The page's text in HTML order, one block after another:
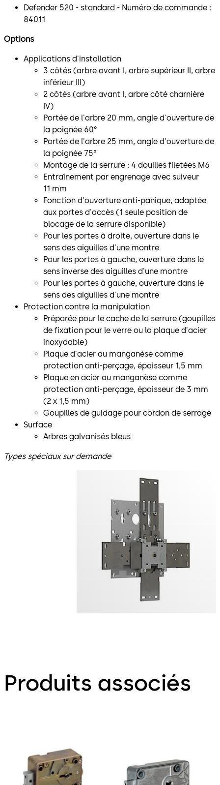
Defender 520 - standard - Numéro de commande :
84011
Options
Applications d'installation
3 côtés (arbre avant I, arbre supérieur II, arbre
inférieur III)
2 côtés (arbre avant I, arbre côté charnière
IV)
Portée de l'arbre 20 mm, angle d'ouverture de
la poignée 60°
Portée de l'arbre 25 mm, angle d'ouverture de
la poignée 75°
Montage de la serrure : 4 douilles filetées M6
Entraînement par engrenage avec suiveur
11 mm
Fonction d'ouverture anti-panique, adaptée
aux portes d'accès (1 seule position de
blocage de la serrure disponible)
Pour les portes à droite, ouverture dans le
sens des aiguilles d'une montre
Pour les portes à gauche, ouverture dans le
sens inverse des aiguilles d'une montre
Pour les portes à gauche, ouverture dans le
sens des aiguilles d'une montre
Protection contre la manipulation
Préparée pour le cache de la serrure (goupilles
de fixation pour le verre ou la plaque d'acier
inoxydable)
Plaque d'acier au manganèse comme
protection anti-perçage, épaisseur 1,5 mm
Plaque en acier au manganèse comme
protection anti-perçage, épaisseur de 3 mm
(2 x 1,5 mm)
Goupilles de guidage pour cordon de serrage
Surface
Arbres galvanisés bleus
Types spéciaux sur demande
Produits associés